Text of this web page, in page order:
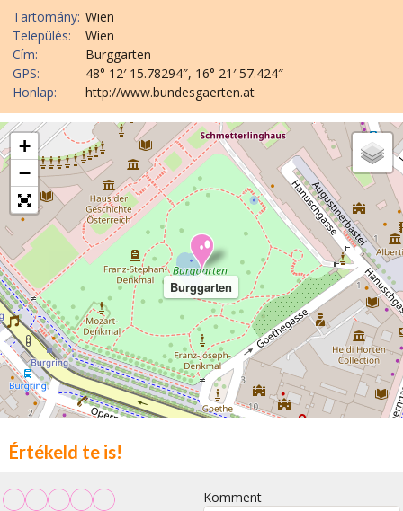
Tartomány: Wien
Település:
Wien
Cím:
Burggarten
GPS:
48° 12′ 15.78294″, 16° 21′ 57.424″
Honlap:
http://www.bundesgaerten.at
Burggarten
+
−
Értékeld te is!
Komment